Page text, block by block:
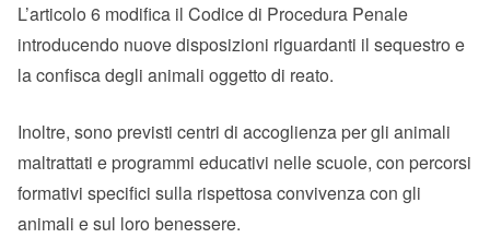
L’articolo 6 modifica il Codice di Procedura Penale
introducendo nuove disposizioni riguardanti il sequestro e
la confisca degli animali oggetto di reato.
Inoltre, sono previsti centri di accoglienza per gli animali
maltrattati e programmi educativi nelle scuole, con percorsi
formativi specifici sulla rispettosa convivenza con gli
animali e sul loro benessere.